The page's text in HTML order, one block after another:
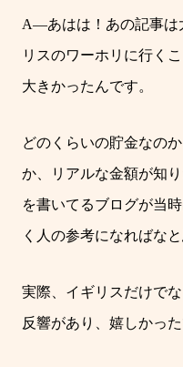
A―あはは！あの記事は
リスのワーホリに行く
大きかったんです。
どのくらいの貯金なの
か、リアルな金額が知
を書いてるブログが当
く人の参考になればな
実際、イギリスだけで
反響があり、嬉しかった